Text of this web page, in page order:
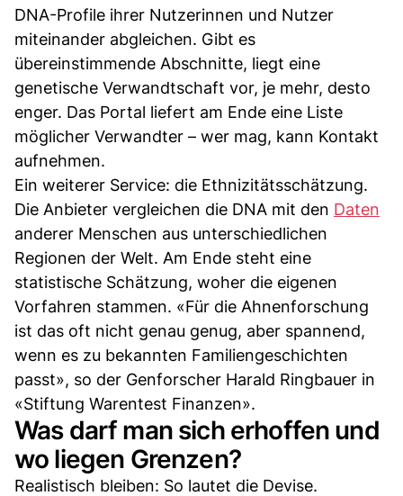
DNA-Profile ihrer Nutzerinnen und Nutzer
miteinander abgleichen. Gibt es
übereinstimmende Abschnitte, liegt eine
genetische Verwandtschaft vor, je mehr, desto
enger. Das Portal liefert am Ende eine Liste
möglicher Verwandter – wer mag, kann Kontakt
aufnehmen.
Ein weiterer Service: die Ethnizitätsschätzung.
Die Anbieter vergleichen die DNA mit den Daten
anderer Menschen aus unterschiedlichen
Regionen der Welt. Am Ende steht eine
statistische Schätzung, woher die eigenen
Vorfahren stammen. «Für die Ahnenforschung
ist das oft nicht genau genug, aber spannend,
wenn es zu bekannten Familiengeschichten
passt», so der Genforscher Harald Ringbauer in
«Stiftung Warentest Finanzen».
Was darf man sich erhoffen und
wo liegen Grenzen?
Realistisch bleiben: So lautet die Devise.